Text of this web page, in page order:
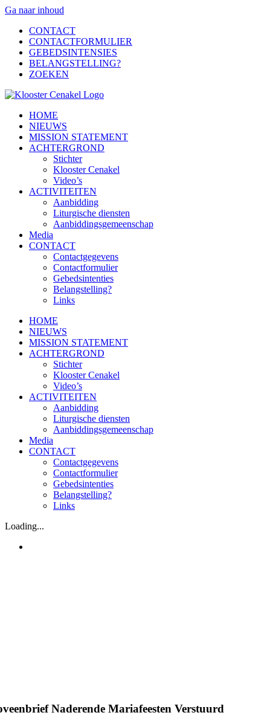
Ga naar inhoud
CONTACT
CONTACTFORMULIER
GEBEDSINTENSIES
BELANGSTELLING?
ZOEKEN
HOME
NIEUWS
MISSION STATEMENT
ACHTERGROND
Stichter
Klooster Cenakel
Video’s
ACTIVITEITEN
Aanbidding
Liturgische diensten
Aanbiddingsgemeenschap
Media
CONTACT
Contactgegevens
Contactformulier
Gebedsintenties
Belangstelling?
Links
HOME
NIEUWS
MISSION STATEMENT
ACHTERGROND
Stichter
Klooster Cenakel
Video’s
ACTIVITEITEN
Aanbidding
Liturgische diensten
Aanbiddingsgemeenschap
Media
CONTACT
Contactgegevens
Contactformulier
Gebedsintenties
Belangstelling?
Links
Loading...
Naderende Mariafeesten Verstuurd